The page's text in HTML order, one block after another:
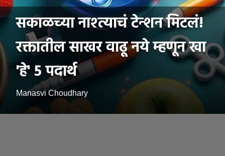
सकाळच्या नाश्त्याचं टेन्शन मिटलं!
रक्तातील साखर वाढू नये म्हणून खा
'हे' 5 पदार्थ
Manasvi Choudhary